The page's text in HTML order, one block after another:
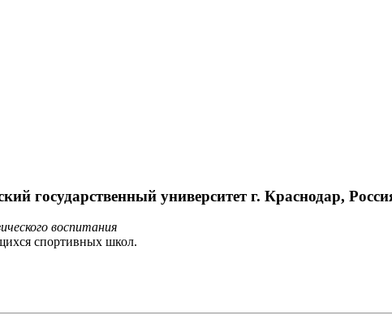
государственный университет г. Краснодар,
воспитания
спортивных школ.